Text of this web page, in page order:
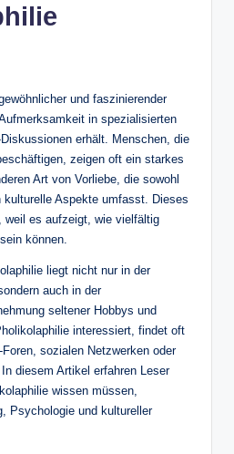
und faszinierender
in spezialisierten
erhält. Menschen, die
zeigen oft ein starkes
Art von Vorliebe, die sowohl
Aspekte umfasst. Dieses
weil es aufzeigt, wie vielfältig
können.
liegt nicht nur in der
auch in der
seltener Hobbys und
interessiert, findet oft
sozialen Netzwerken oder
diesem Artikel erfahren Leser
wissen müssen,
Psychologie und kultureller